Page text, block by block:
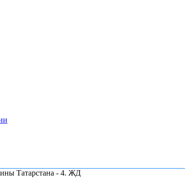
Татарстана - 4. ЖД